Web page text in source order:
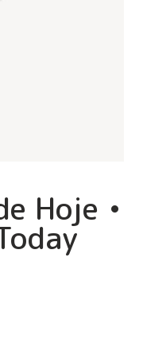
Hoje •